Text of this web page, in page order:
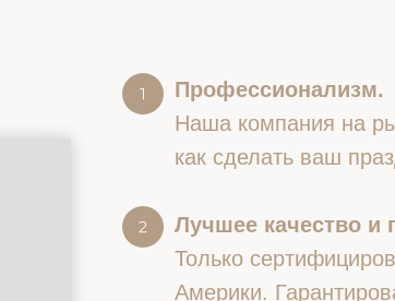
Профессионализм.
Наша компания на
как сделать ваш
Лучшее качество и
Только
Америки.